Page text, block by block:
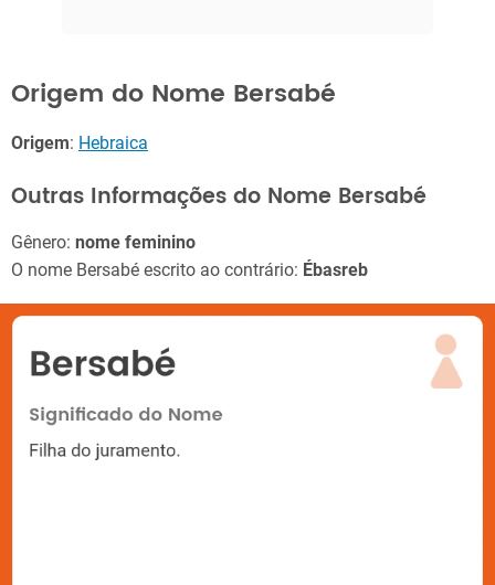
Origem do Nome Bersabé
Origem: Hebraica
Outras Informações do Nome Bersabé
Gênero: nome feminino
O nome Bersabé escrito ao contrário: Ébasreb